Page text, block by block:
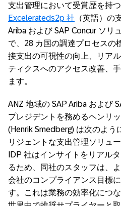
支出管理において受賞歴を持
Excelerateds2p 社 （英語）の
Ariba および SAP Concur ソリ
で、28 カ国の調達プロセスの
接支出の可視性の向上、リア
ティクスへのアクセス改善、
ます。
ANZ 地域の SAP Ariba および
プレジデントを務めるヘンリ
(Henrik Smedberg) は次のよう
リジェントな支出管理ソリュ
IDP 社はインサイトをリアル
るため、同社のスタッフは、
会社のコンプライアンス目標
す。これは業務の効率化につ